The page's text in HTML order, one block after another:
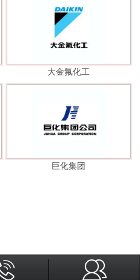
大金氟化工
巨化集团